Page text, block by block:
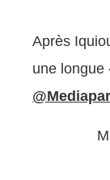
Après
une